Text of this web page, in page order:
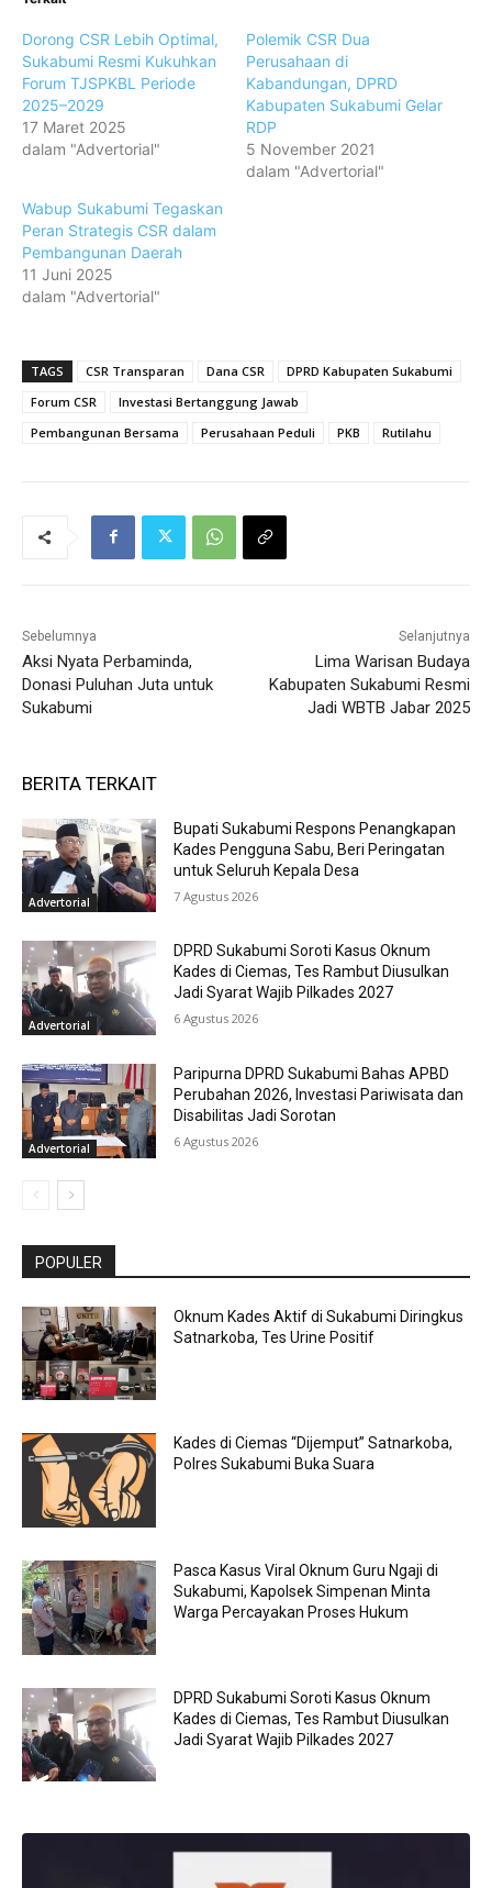
Dorong CSR Lebih Optimal,
Sukabumi Resmi Kukuhkan
Forum TJSPKBL Periode
2025–2029
17 Maret 2025
dalam "Advertorial"
Polemik CSR Dua
Perusahaan di
Kabandungan, DPRD
Kabupaten Sukabumi Gelar
RDP
5 November 2021
dalam "Advertorial"
Wabup Sukabumi Tegaskan
Peran Strategis CSR dalam
Pembangunan Daerah
11 Juni 2025
dalam "Advertorial"
TAGS CSR Transparan Dana CSR
DPRD Kabupaten Sukabumi
Forum CSR
Investasi Bertanggung Jawab
Pembangunan Bersama
Perusahaan Peduli PKB Rutilahu
Sebelumnya
Aksi Nyata Perbaminda,
Donasi Puluhan Juta untuk
Sukabumi
Selanjutnya
Lima Warisan Budaya
Kabupaten Sukabumi Resmi
Jadi WBTB Jabar 2025
BERITA TERKAIT
Advertorial
Bupati Sukabumi Respons Penangkapan
Kades Pengguna Sabu, Beri Peringatan
untuk Seluruh Kepala Desa
7 Agustus 2026
Advertorial
DPRD Sukabumi Soroti Kasus Oknum
Kades di Ciemas, Tes Rambut Diusulkan
Jadi Syarat Wajib Pilkades 2027
6 Agustus 2026
Advertorial
Paripurna DPRD Sukabumi Bahas APBD
Perubahan 2026, Investasi Pariwisata dan
Disabilitas Jadi Sorotan
6 Agustus 2026
POPULER
Oknum Kades Aktif di Sukabumi Diringkus
Satnarkoba, Tes Urine Positif
Kades di Ciemas “Dijemput” Satnarkoba,
Polres Sukabumi Buka Suara
Pasca Kasus Viral Oknum Guru Ngaji di
Sukabumi, Kapolsek Simpenan Minta
Warga Percayakan Proses Hukum
DPRD Sukabumi Soroti Kasus Oknum
Kades di Ciemas, Tes Rambut Diusulkan
Jadi Syarat Wajib Pilkades 2027